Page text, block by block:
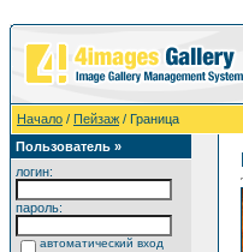
Начало / Пейзаж / Граница
Пользователь »
логин:
пароль:
автоматический вход